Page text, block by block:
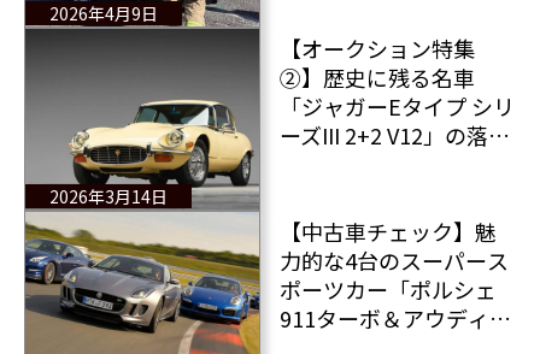
2026年4月9日
済んだ 動画付き
2026年3月14日
【オークション特集
②】歴史に残る名車
「ジャガーEタイプ シリ
ーズIII 2+2 V12」の落札
【中古車チェック】魅
力的な4台のスーパース
ポーツカー「ポルシェ
911ターボ＆アウディR8